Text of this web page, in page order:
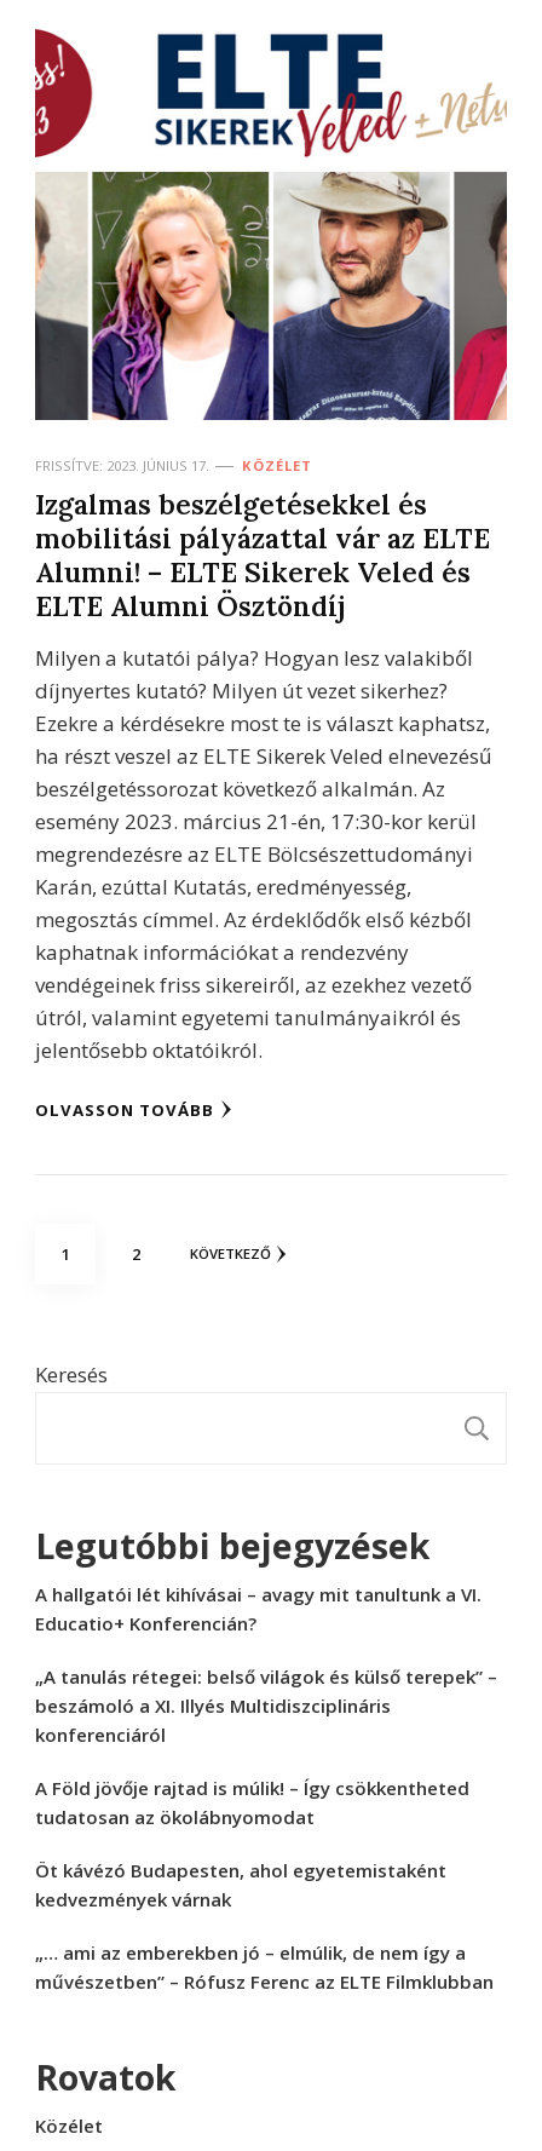
FRISSÍTVE: 2023. JÚNIUS 17. KÖZÉLET
Izgalmas beszélgetésekkel és
mobilitási pályázattal vár az ELTE
Alumni! – ELTE Sikerek Veled és
ELTE Alumni Ösztöndíj
Milyen a kutatói pálya? Hogyan lesz valakiből
díjnyertes kutató? Milyen út vezet sikerhez?
Ezekre a kérdésekre most te is választ kaphatsz,
ha részt veszel az ELTE Sikerek Veled elnevezésű
beszélgetéssorozat következő alkalmán. Az
esemény 2023. március 21-én, 17:30-kor kerül
megrendezésre az ELTE Bölcsészettudományi
Karán, ezúttal Kutatás, eredményesség,
megosztás címmel. Az érdeklődők első kézből
kaphatnak információkat a rendezvény
vendégeinek friss sikereiről, az ezekhez vezető
útról, valamint egyetemi tanulmányaikról és
jelentősebb oktatóikról.
OLVASSON TOVÁBB
Bejegyzések
OLDAL
1 OLDAL
2 KÖVETKEZŐ
Keresés
Legutóbbi bejegyzések
A hallgatói lét kihívásai – avagy mit tanultunk a VI.
Educatio+ Konferencián?
„A tanulás rétegei: belső világok és külső terepek” –
beszámoló a XI. Illyés Multidiszciplináris
konferenciáról
A Föld jövője rajtad is múlik! – Így csökkentheted
tudatosan az ökolábnyomodat
Öt kávézó Budapesten, ahol egyetemistaként
kedvezmények várnak
„… ami az emberekben jó – elmúlik, de nem így a
művészetben” – Rófusz Ferenc az ELTE Filmklubban
Rovatok
Közélet